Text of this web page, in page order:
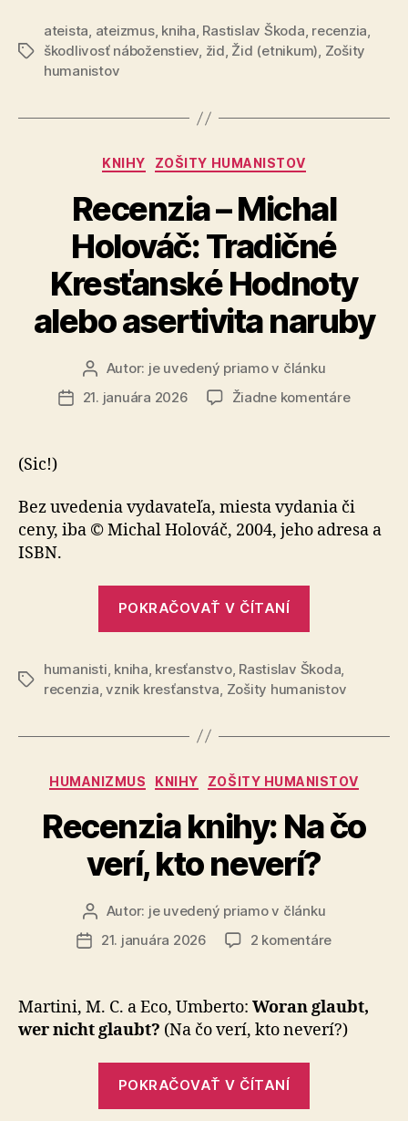
–
Značky
ateista, ateizmus, kniha, Rastislav Škoda, recenzia,
škodlivosť náboženstiev, žid, Žid (etnikum), Zošity
humanistov
Kategórie
KNIHY ZOŠITY HUMANISTOV
Recenzia – Michal
Holováč: Tradičné
Kresťanské Hodnoty
alebo asertivita naruby
Autor
článku
Autor: je uvedený priamo v článku
Dátum
21. januára 2026 Žiadne komentárena
Tradičné
Hodnoty
(Sic!)
Bez uvedenia vydavateľa, miesta vydania či
ceny, iba © Michal Holováč, 2004, jeho adresa a
ISBN.
POKRAČOVAŤ V ČÍTANÍ
Holováč:
Tradičné
Hodnoty
asertivita
naruby“
Značky
humanisti kniha kresťanstvo, Rastislav Škoda
recenzia ,vznik kresťanstva Zošity humanistov
Kategórie
HUMANIZMUS KNIHY ZOŠITY HUMANISTOV
Recenzia knihy: Na čo
verí, kto neverí?
Autor
článku
Autor: je uvedený priamo v článku
Dátum
21. januára 2026 2 komentárena
Na
čo
verí,
Martini, M. C. a Eco, Umberto: Woran glaubt,
wer nicht glaubt? (Na čo verí, kto neverí?)
POKRAČOVAŤ V ČÍTANÍ